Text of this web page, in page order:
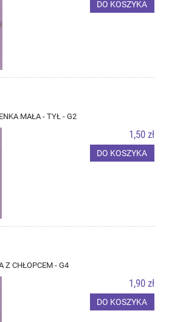
DO KOSZYKA
MAŁA - TYŁ - G2
1,50 zł
DO KOSZYKA
Z CHŁOPCEM - G4
1,90 zł
DO KOSZYKA